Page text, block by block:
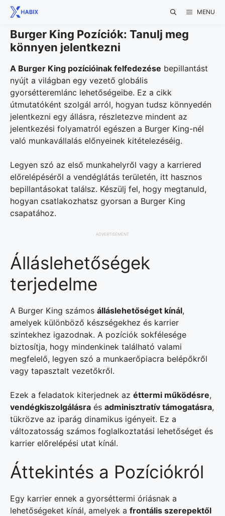
Skip
content
MENU
Burger King Pozíciók: Tanulj meg
könnyen jelentkezni
A Burger King pozícióinak felfedezése bepillantást
nyújt a világban egy vezető globális
gyorsétteremlánc lehetőségeibe. Ez a cikk
útmutatóként szolgál arról, hogyan tudsz könnyedén
jelentkezni egy állásra, részletezve mindent az
jelentkezési folyamatról egészen a Burger King-nél
való munkavállalás előnyeinek kitételezéséig.
Legyen szó az első munkahelyről vagy a karriered
előrelépéséről a vendéglátás területén, itt hasznos
bepillantásokat találsz. Készülj fel, hogy megtanuld,
hogyan csatlakozhatsz gyorsan a Burger King
csapatához.
ADVERTISEMENT
Álláslehetőségek
terjedelme
A Burger King számos álláslehetőséget kínál,
amelyek különböző készségekhez és karrier
szintekhez igazodnak. A pozíciók sokfélesége
biztosítja, hogy mindenkinek található valami
megfelelő, legyen szó a munkaerőpiacra belépőkről
vagy tapasztalt vezetőkről.
Ezek a feladatok kiterjednek az éttermi működésre,
vendégkiszolgálásra és adminisztratív támogatásra,
tükrözve az iparág dinamikus igényeit. Ez a
változatosság számos foglalkoztatási lehetőséget és
karrier előrelépési utat kínál.
Áttekintés a Pozíciókról
Egy karrier ennek a gyorséttermi óriásnak a
lehetőségeket kínál, amelyek a frontális szerepektől